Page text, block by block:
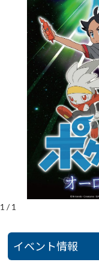
1 /1
イベント情報